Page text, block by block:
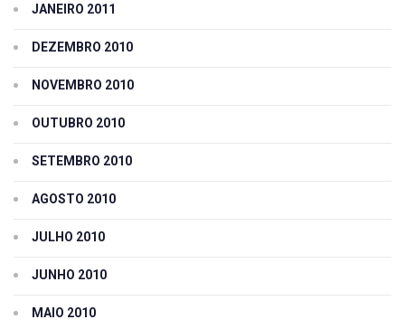
JANEIRO 2011
DEZEMBRO 2010
NOVEMBRO 2010
OUTUBRO 2010
SETEMBRO 2010
AGOSTO 2010
JULHO 2010
JUNHO 2010
MAIO 2010